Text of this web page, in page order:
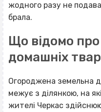
жодного разу не
брала.
Що відомо
домашніх
Огороджена земельна
межує з ділянкою, на
жителі Черкас